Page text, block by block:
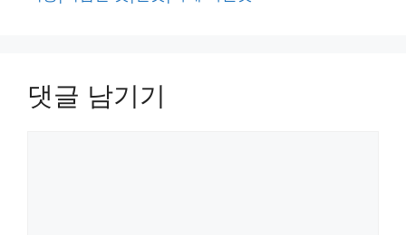
댓글 남기기